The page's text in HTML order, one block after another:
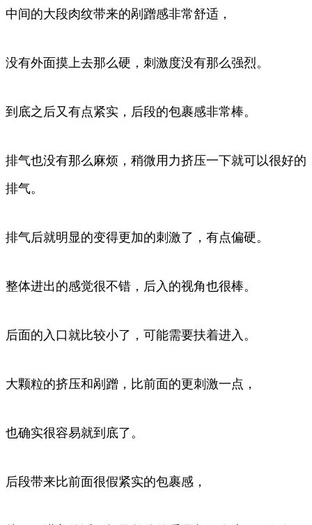
中间的大段肉纹带来的剐蹭感非常舒适，
没有外面摸上去那么硬，刺激度没有那么强烈。
到底之后又有点紧实，后段的包裹感非常棒。
排气也没有那么麻烦，稍微用力挤压一下就可以很好的
排气。
排气后就明显的变得更加的刺激了，有点偏硬。
整体进出的感觉很不错，后入的视角也很棒。
后面的入口就比较小了，可能需要扶着进入。
大颗粒的挤压和剐蹭，比前面的更刺激一点，
也确实很容易就到底了。
后段带来比前面很假紧实的包裹感，